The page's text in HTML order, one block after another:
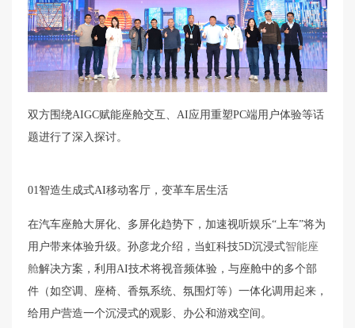
双方围绕AIGC赋能座舱交互、AI应用重塑PC端用户体验等话
题进行了深入探讨。
01智造生成式AI移动客厅，变革车居生活
在汽车座舱大屏化、多屏化趋势下，加速视听娱乐“上车”将为
用户带来体验升级。孙彦龙介绍，当虹科技5D沉浸式智能座
舱解决方案，利用AI技术将视音频体验，与座舱中的多个部
件（如空调、座椅、香氛系统、氛围灯等）一体化调用起来，
给用户营造一个沉浸式的观影、办公和游戏空间。